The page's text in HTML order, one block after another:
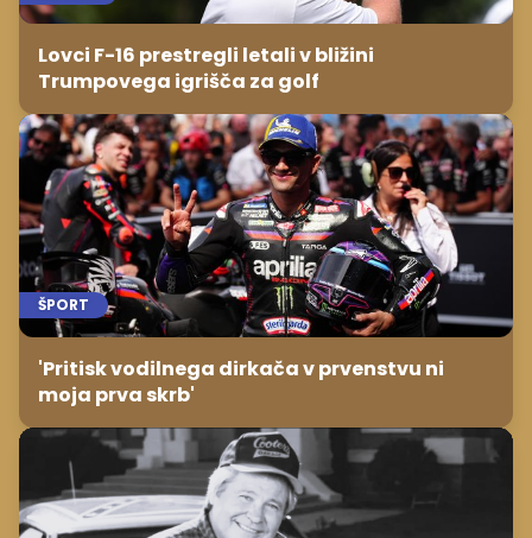
Lovci F-16 prestregli letali v bližini
Trumpovega igrišča za golf
ŠPORT
'Pritisk vodilnega dirkača v prvenstvu ni
moja prva skrb'